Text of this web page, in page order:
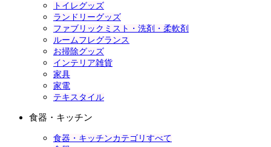
トイレグッズ
ランドリーグッズ
ファブリックミスト・洗剤・柔軟剤
ルームフレグランス
お掃除グッズ
インテリア雑貨
家具
家電
テキスタイル
食器・キッチン
食器・キッチンカテゴリすべて